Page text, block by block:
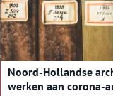
Noord-Hollandse
werken aan corona-